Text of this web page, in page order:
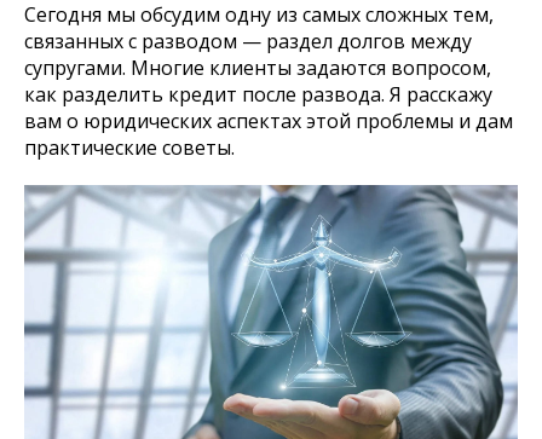
Сегодня мы обсудим одну из самых сложных тем,
связанных с разводом — раздел долгов между
супругами. Многие клиенты задаются вопросом,
как разделить кредит после развода. Я расскажу
вам о юридических аспектах этой проблемы и дам
практические советы.